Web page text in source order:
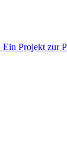
Projekt zur